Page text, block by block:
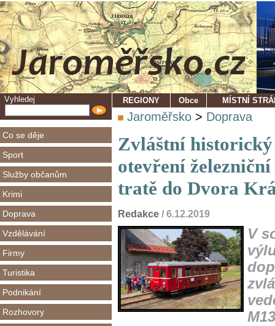
Vyhledej
Co se děje
Sport
Služby občanům
Krimi
Doprava
Vzdělávání
Firmy
Turistika
Podnikání
Rozhovory
REGIONY Obce MÍSTNÍ
Jaroměřsko > Doprava
Zvláštní
otevření
tratě do Dvora
Redakce / 6.12.2019
V